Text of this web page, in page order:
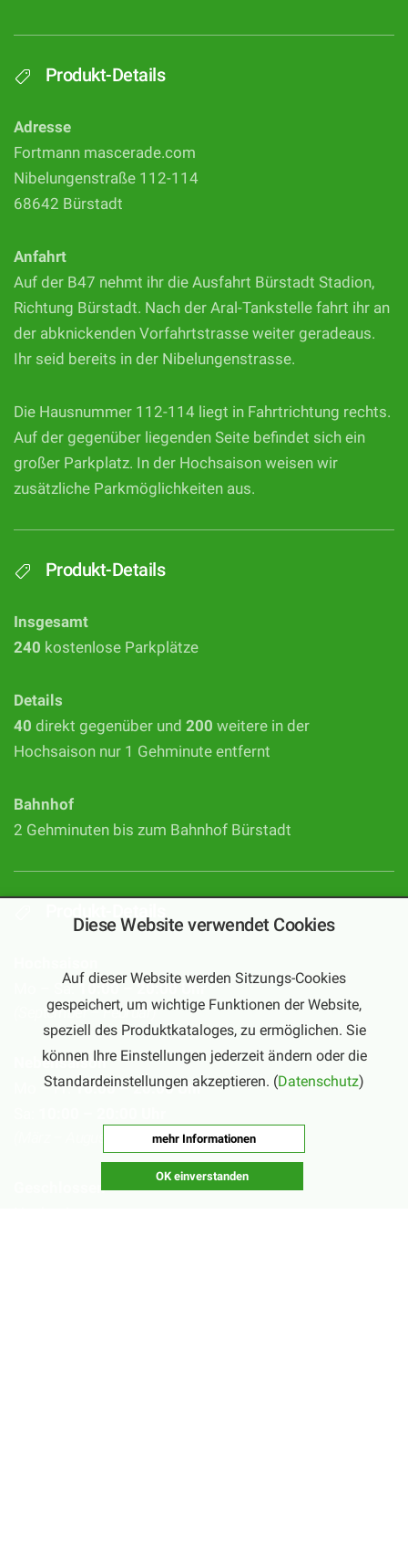
Produkt-Details
Adresse
Fortmann mascerade.com
Nibelungenstraße 112-114
68642 Bürstadt
Anfahrt
Auf der B47 nehmt ihr die Ausfahrt Bürstadt Stadion,
Richtung Bürstadt. Nach der Aral-Tankstelle fahrt ihr an
der abknickenden Vorfahrtstrasse weiter geradeaus.
Ihr seid bereits in der Nibelungenstrasse.
Die Hausnummer 112-114 liegt in Fahrtrichtung rechts.
Auf der gegenüber liegenden Seite befindet sich ein
großer Parkplatz. In der Hochsaison weisen wir
zusätzliche Parkmöglichkeiten aus.
Produkt-Details
Insgesamt
240 kostenlose Parkplätze
Details
40 direkt gegenüber und 200 weitere in der
Hochsaison nur 1 Gehminute entfernt
Bahnhof
2 Gehminuten bis zum Bahnhof Bürstadt
10:00 – 20:00 Uhr
(September – Februar)
Nebensaison
Mo – Fr:16:00 – 20:00 Uhr
Geschlossen
Diese Website verwendet Cookies
Auf dieser Website werden Sitzungs-Cookies
gespeichert, um wichtige Funktionen der Website,
speziell des Produktkataloges, zu ermöglichen. Sie
können Ihre Einstellungen jederzeit ändern oder die
Standardeinstellungen akzeptieren. (Datenschutz)
mehr Informationen
OK einverstanden